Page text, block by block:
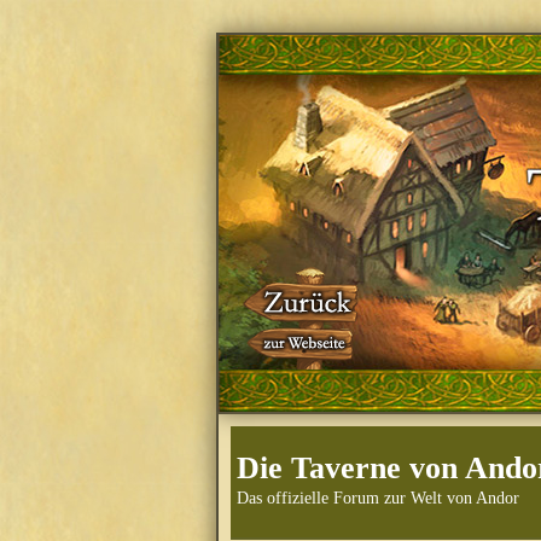
Die Taverne von
Das offizielle Forum zur Welt von Andor